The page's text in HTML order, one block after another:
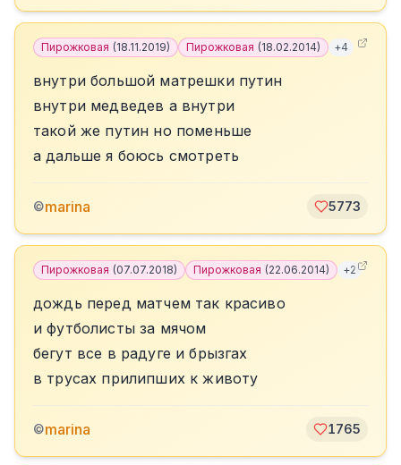
Пирожковая (18.11.2019) Пирожковая (18.02.2014) +4
внутри большой матрешки путин
внутри медведев а внутри
такой же путин но поменьше
а дальше я боюсь смотреть
©marina 5773
Пирожковая (07.07.2018) Пирожковая (22.06.2014) +2
дождь перед матчем так красиво
и футболисты за мячом
бегут все в радуге и брызгах
в трусах прилипших к животу
©marina 1765